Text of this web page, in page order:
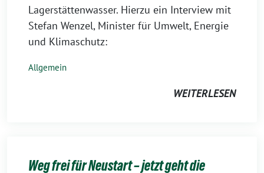
Lagerstättenwasser. Hierzu ein Interview mit
Stefan Wenzel, Minister für Umwelt, Energie
und Klimaschutz:
Allgemein
WEITERLESEN
Weg frei für Neustart – jetzt geht die